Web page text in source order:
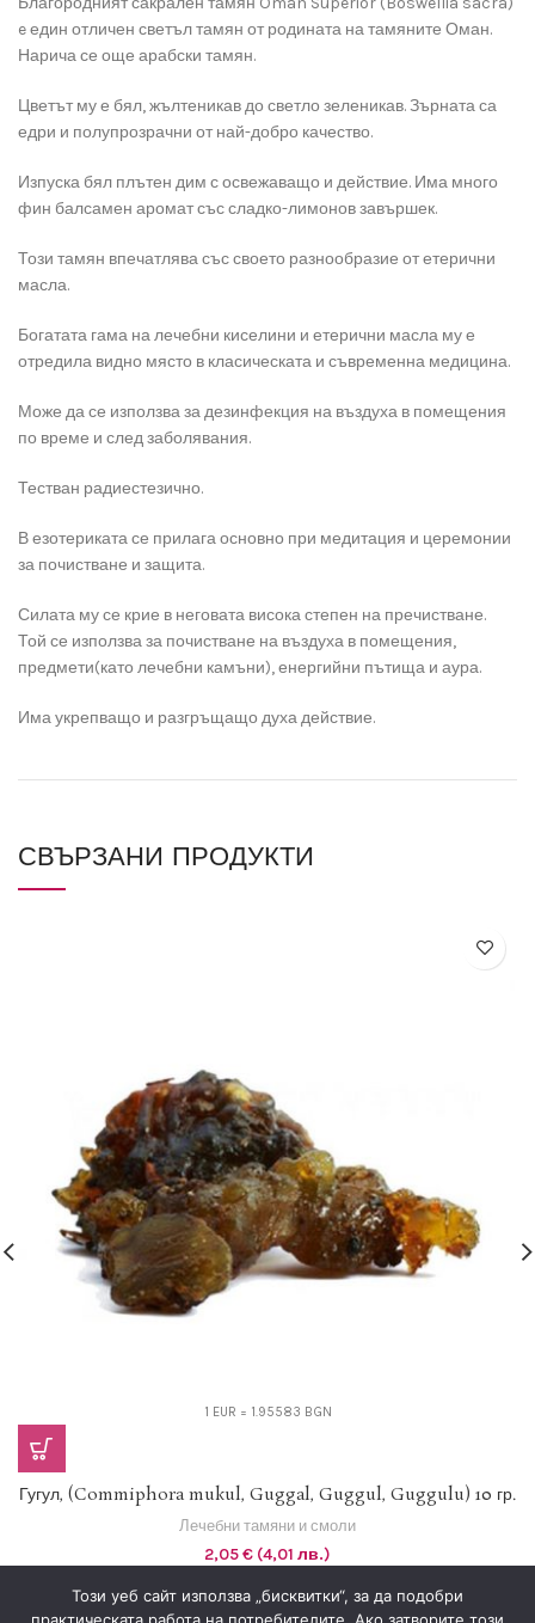
e един отличен светъл тамян от родината на тамяните Оман.
Нарича се още арабски тамян.
Цветът му е бял, жълтеникав до светло зеленикав. Зърната са
едри и полупрозрачни от най-добро качество.
Изпуска бял плътен дим с освежаващо и действие. Има много
фин балсамен аромат със сладко-лимонов завършек.
Този тамян впечатлява със своето разнообразие от етерични
масла.
Богатата гама на лечебни киселини и етерични масла му е
отредила видно място в класическата и съвременна медицина.
Може да се използва за дезинфекция на въздуха в помещения
по време и след заболявания.
Тестван радиестезично.
В езотериката се прилага основно при медитация и церемонии
за почистване и защита.
Силата му се крие в неговата висока степен на пречистване.
Той се използва за почистване на въздуха в помещения,
предмети(като лечебни камъни), енергийни пътища и аура.
Има укрепващо и разгръщащо духа действие.
СВЪРЗАНИ ПРОДУКТИ
1 EUR = 1.95583 BGN
Гугул, (Commiphora mukul, Guggal, Guggul, Guggulu) 10 гр.
Лечебни тамяни и смоли
2,05€ (4,01 лв.)
Този уеб сайт използва „бисквитки“, за да подобри